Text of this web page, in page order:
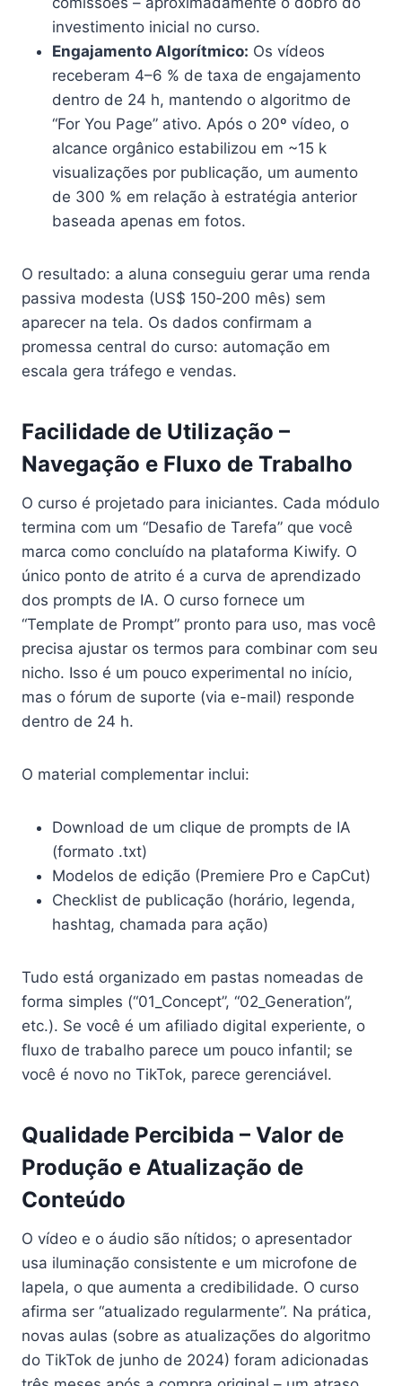
investimento inicial no curso.
Engajamento Algorítmico: Os vídeos
receberam 4–6 % de taxa de engajamento
dentro de 24 h, mantendo o algoritmo de
“For You Page” ativo. Após o 20º vídeo, o
alcance orgânico estabilizou em ~15 k
visualizações por publicação, um aumento
de 300 % em relação à estratégia anterior
baseada apenas em fotos.
O resultado: a aluna conseguiu gerar uma renda
passiva modesta (US$ 150‑200 mês) sem
aparecer na tela. Os dados confirmam a
promessa central do curso: automação em
escala gera tráfego e vendas.
Facilidade de Utilização –
Navegação e Fluxo de Trabalho
O curso é projetado para iniciantes. Cada módulo
termina com um “Desafio de Tarefa” que você
marca como concluído na plataforma Kiwify. O
único ponto de atrito é a curva de aprendizado
dos prompts de IA. O curso fornece um
“Template de Prompt” pronto para uso, mas você
precisa ajustar os termos para combinar com seu
nicho. Isso é um pouco experimental no início,
mas o fórum de suporte (via e-mail) responde
dentro de 24 h.
O material complementar inclui:
Download de um clique de prompts de IA
(formato .txt)
Modelos de edição (Premiere Pro e CapCut)
Checklist de publicação (horário, legenda,
hashtag, chamada para ação)
Tudo está organizado em pastas nomeadas de
forma simples (“01_Concept”, “02_Generation”,
etc.). Se você é um afiliado digital experiente, o
fluxo de trabalho parece um pouco infantil; se
você é novo no TikTok, parece gerenciável.
Qualidade Percibida – Valor de
Produção e Atualização de
Conteúdo
O vídeo e o áudio são nítidos; o apresentador
usa iluminação consistente e um microfone de
lapela, o que aumenta a credibilidade. O curso
afirma ser “atualizado regularmente”. Na prática,
novas aulas (sobre as atualizações do algoritmo
do TikTok de junho de 2024) foram adicionadas